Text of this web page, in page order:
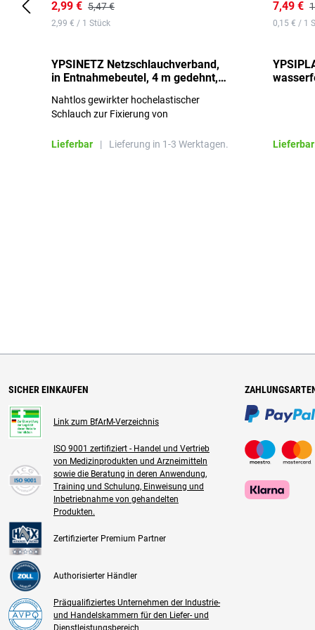
2,99 € 5,47 €
2,99 € / 1 Stück
YPSINETZ Netzschlauchverband,
in Entnahmebeutel, 4 m gedehnt,
Nahtlos gewirkter hochelastischer
Schlauch zur Fixierung von
Lieferbar
| Lieferung in 1-3 Werktagen.
7,49 €
0,15 € / 1
Lieferbar
SICHER EINKAUFEN
Link zum BfArM-Verzeichnis
ISO 9001 zertifiziert - Handel und Vertrieb
von Medizinprodukten und Arzneimitteln
sowie die Beratung in deren Anwendung,
Training und Schulung, Einweisung und
Inbetriebnahme von gehandelten
Produkten.
Zertifizierter Premium Partner
Authorisierter Händler
Präqualifiziertes Unternehmen der Industrie-
und Handelskammern für den Liefer- und
Dienstleistungsbereich